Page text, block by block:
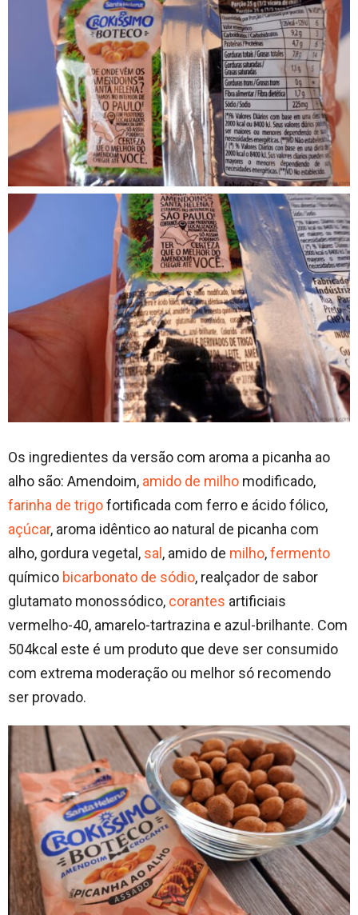
Os ingredientes da versão com aroma a picanha ao
alho são: Amendoim, amido de milho modificado,
farinha de trigofortificada com ferro e ácido fólico,
açúcar, aroma idêntico ao natural de picanha com
alho, gordura vegetal, sal, amido de milho,fermento
químico bicarbonato de sódio, realçador de sabor
glutamato monossódico, corantes artificiais
vermelho-40, amarelo-tartrazina e azul-brilhante. Com
504kcal este é um produto que deve ser consumido
com extrema moderação ou melhor só recomendo
ser provado.